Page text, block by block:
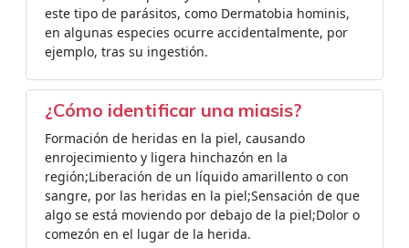
este tipo de parásitos, como Dermatobia hominis,
en algunas especies ocurre accidentalmente, por
ejemplo, tras su ingestión.
¿Cómo identificar una miasis?
Formación de heridas en la piel, causando
enrojecimiento y ligera hinchazón en la
región;Liberación de un líquido amarillento o con
sangre, por las heridas en la piel;Sensación de que
algo se está moviendo por debajo de la piel;Dolor o
comezón en el lugar de la herida.